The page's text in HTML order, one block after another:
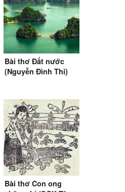
Bài thơ Đất nước
(Nguyễn Đình Thi)
Bài thơ Con ong